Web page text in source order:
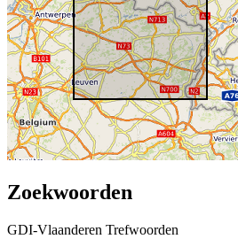
Zoekwoorden
GDI-Vlaanderen Trefwoorden